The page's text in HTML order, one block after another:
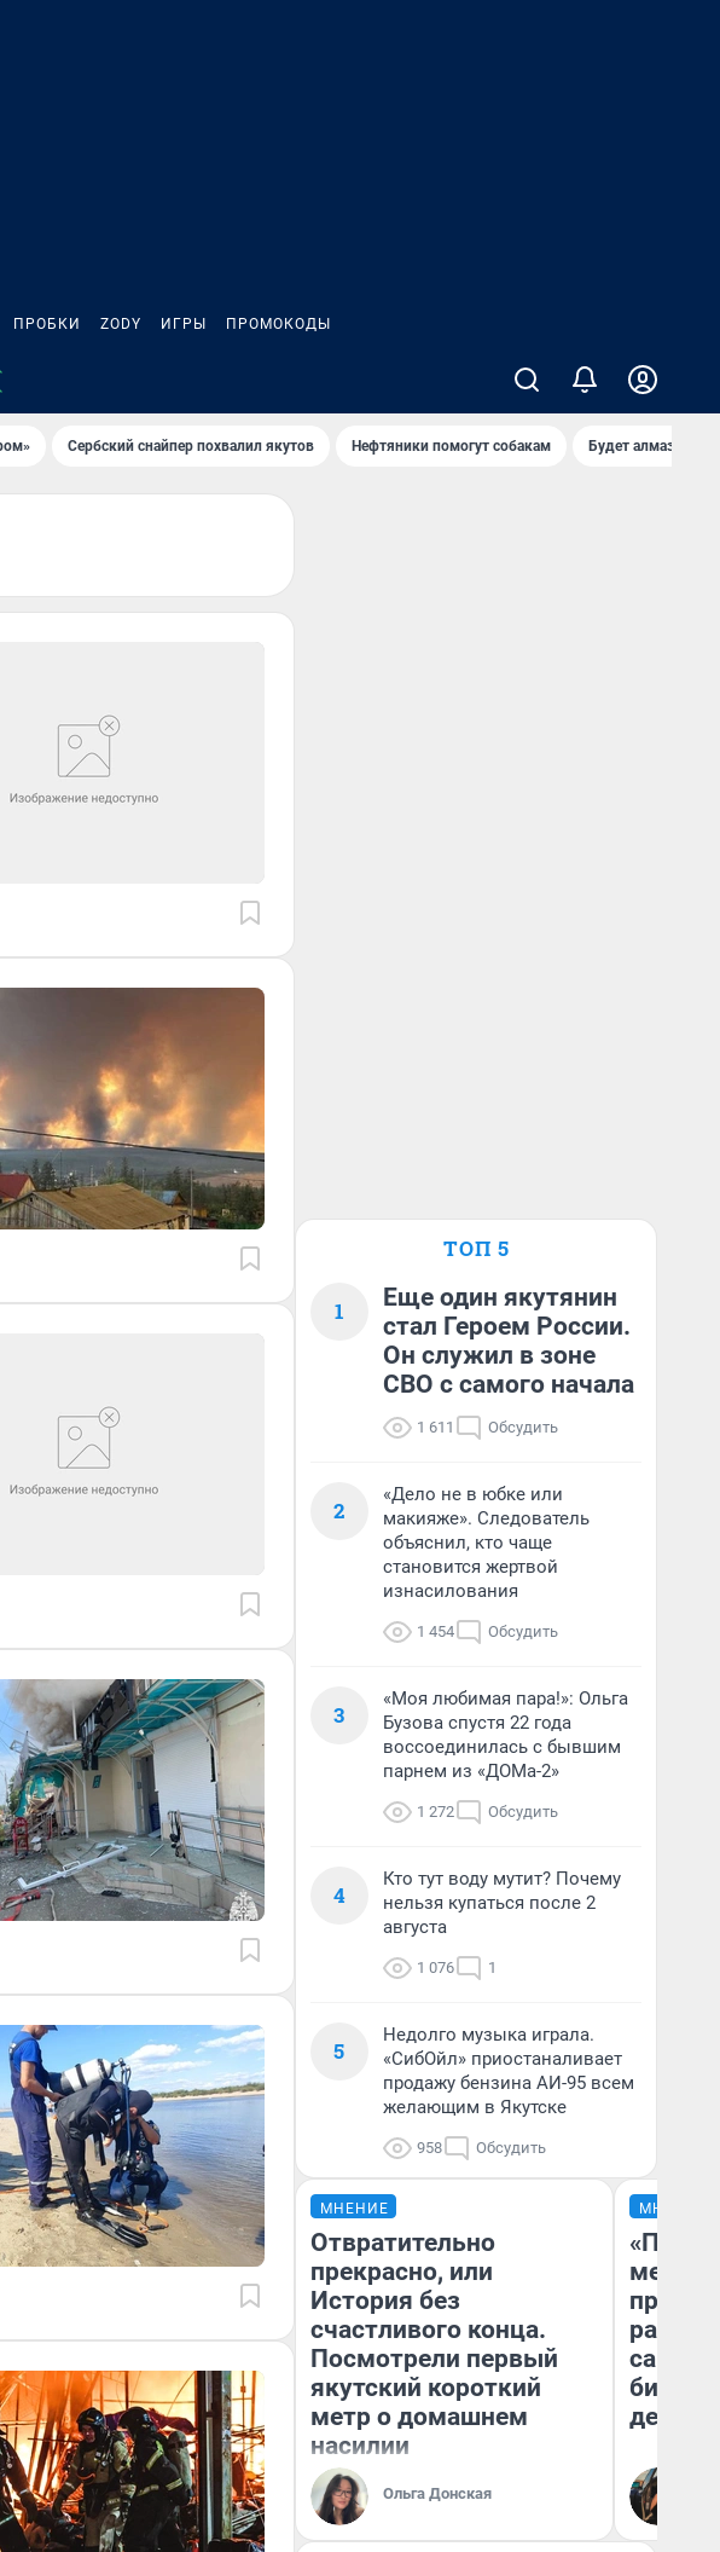
ПРОБКИ ZODY ИГРЫ ПРОМОКОДЫ
Сербский снайпер похвалил якутов Нефтяники помогут собакам Будет алмазный
ТОП 5
1
Еще один якутянин
стал Героем России.
Он служил в зоне
СВО с самого начала
1 611 Обсудить
2
«Дело не в юбке или
макияже». Следователь
объяснил, кто чаще
становится жертвой
изнасилования
1 454 Обсудить
3
«Моя любимая пара!»: Ольга
Бузова спустя 22 года
воссоединилась с бывшим
парнем из «ДОМа-2»
1 272 Обсудить
4
Кто тут воду мутит? Почему
нельзя купаться после 2
августа
1 076 1
5
Недолго музыка играла.
«СибОйл» приостаналивает
продажу бензина АИ-95 всем
желающим в Якутске
958 Обсудить
МНЕНИЕ
Отвратительно
прекрасно, или
История без
счастливого конца.
Посмотрели первый
якутский короткий
метр о домашнем
насилии
Ольга Донская
МНЕНИЕ
самом